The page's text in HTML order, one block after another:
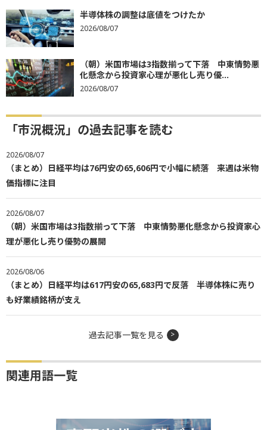
半導体株の調整は底値をつけたか
2026/08/07
（朝）米国市場は3指数揃って下落 中東情勢悪
化懸念から投資家心理が悪化し売り優...
2026/08/07
「市況概況」の過去記事を読む
2026/08/07
（まとめ）日経平均は76円安の65,606円で小幅に続落 来週は米物
価指標に注目
2026/08/07
（朝）米国市場は3指数揃って下落 中東情勢悪化懸念から投資家心
理が悪化し売り優勢の展開
2026/08/06
（まとめ）日経平均は617円安の65,683円で反落 半導体株に売り
も好業績銘柄が支え
過去記事一覧を見る
関連用語一覧